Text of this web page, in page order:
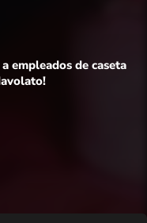
empleados de caseta